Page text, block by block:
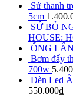
Sứ thanh
5cm
SỨ BỎ
HOUSE:
ỐNG
Bơm đẩy
700w
Đèn Led
550.000₫